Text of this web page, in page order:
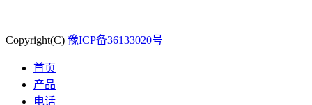
Copyright(C) 豫ICP备36133020号
首页
产品
电话